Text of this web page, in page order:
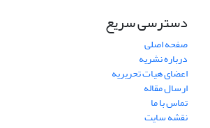
دسترسی سریع
صفحه اصلی
درباره نشریه
اعضای هیات تحریریه
ارسال مقاله
تماس با ما
نقشه سایت